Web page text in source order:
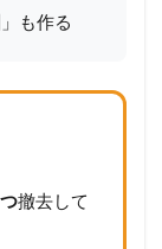
」も作る
撤去して